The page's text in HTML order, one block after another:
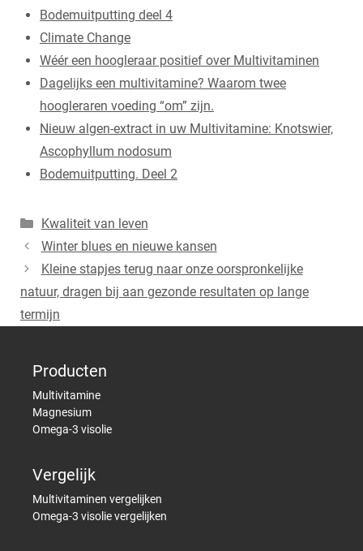
Bodemuitputting deel 4
Climate Change
Wéér een hoogleraar positief over Multivitaminen
Dagelijks een multivitamine? Waarom twee
hoogleraren voeding “om” zijn.
Nieuw algen-extract in uw Multivitamine: Knotswier,
Ascophyllum nodosum
Bodemuitputting. Deel 2
Categorieën
Kwaliteit van leven
Winter blues en nieuwe kansen
Kleine stapjes terug naar onze oorspronkelijke
natuur, dragen bij aan gezonde resultaten op lange
termijn
Producten
Multivitamine
Magnesium
Omega-3 visolie
Vergelijk
Multivitaminen vergelijken
Omega-3 visolie vergelijken